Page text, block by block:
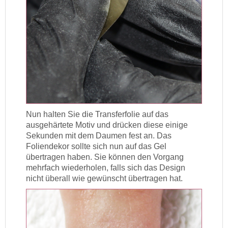
Nun halten Sie die Transferfolie auf das
ausgehärtete Motiv und drücken diese einige
Sekunden mit dem Daumen fest an. Das
Foliendekor sollte sich nun auf das Gel
übertragen haben. Sie können den Vorgang
mehrfach wiederholen, falls sich das Design
nicht überall wie gewünscht übertragen hat.